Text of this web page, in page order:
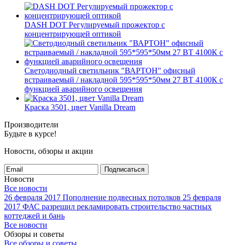
DASH DOT Регулируемый прожектор с
концентрирующей оптикой
Светодиодный светильник "ВАРТОН" офисный
встраиваемый / накладной 595*595*50мм 27 ВТ 4100К с
функцией аварийного освещения
Краска 3501, цвет Vanilla Dream
Производители
Будьте в курсе!
Новости, обзоры и акции
Подписаться
Новости
Все новости
26 февраля 2017 Пополнение подвесных потолков 25 февраля
2017 ФАС разрешил рекламировать строительство частных
коттеджей и бань
Все новости
Обзоры и советы
Все обзоры и советы